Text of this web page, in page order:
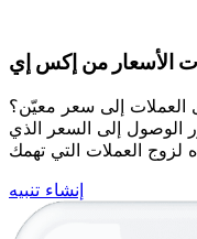
العملات إلى سعر معيّن؟
الوصول إلى السعر الذي
إنشاء تنبيه